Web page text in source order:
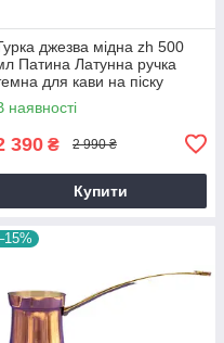
джезва мідна zh 500
Патина Латунна ручка
для кави на піску
наявності
390 ₴ 2 990 ₴
Купити